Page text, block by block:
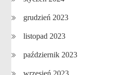
grudzień 2023
listopad 2023
październik 2023
wrzesień 2023